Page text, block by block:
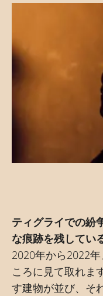
ティグライでの紛
な痕跡を残してい
2020年から2022
ころに見て取れま
す建物が並び、そ